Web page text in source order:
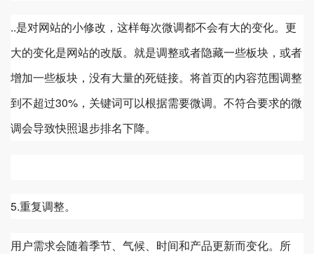
..是对网站的小修改，这样每次微调都不会有大的变化。更
大的变化是网站的改版。就是调整或者隐藏一些板块，或者
增加一些板块，没有大量的死链接。将首页的内容范围调整
到不超过30%，关键词可以根据需要微调。不符合要求的微
调会导致快照退步排名下降。
5.重复调整。
用户需求会随着季节、气候、时间和产品更新而变化。所